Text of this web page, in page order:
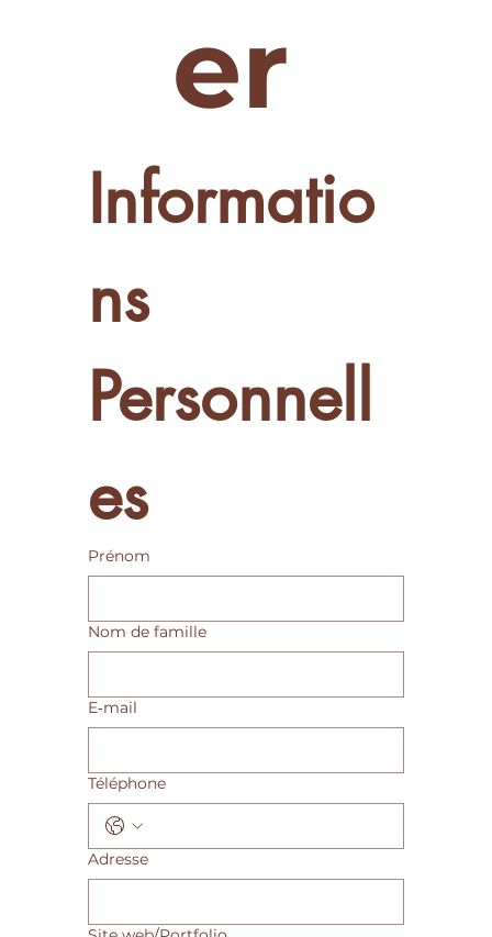
er
Informatio
ns
Personnell
es
Prénom
Nom de famille
E‑mail
Téléphone
Adresse